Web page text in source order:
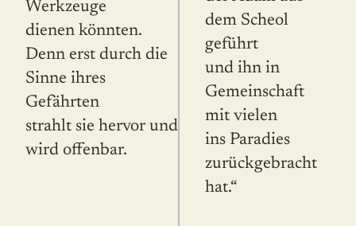
Werkzeuge
dienen könnten.
Denn erst durch die
Sinne ihres
Gefährten
strahlt sie hervor und
wird offenbar.
dem Scheol
geführt
und ihn in
Gemeinschaft
mit vielen
ins Paradies
zurückgebracht
hat.“